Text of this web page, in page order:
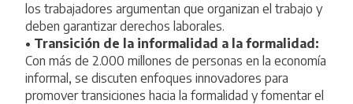
los trabajadores argumentan que organizan el trabajo y
deben garantizar derechos laborales.
• Transición de la informalidad a la formalidad:
Con más de 2.000 millones de personas en la economía
informal, se discuten enfoques innovadores para
promover transiciones hacia la formalidad y fomentar el